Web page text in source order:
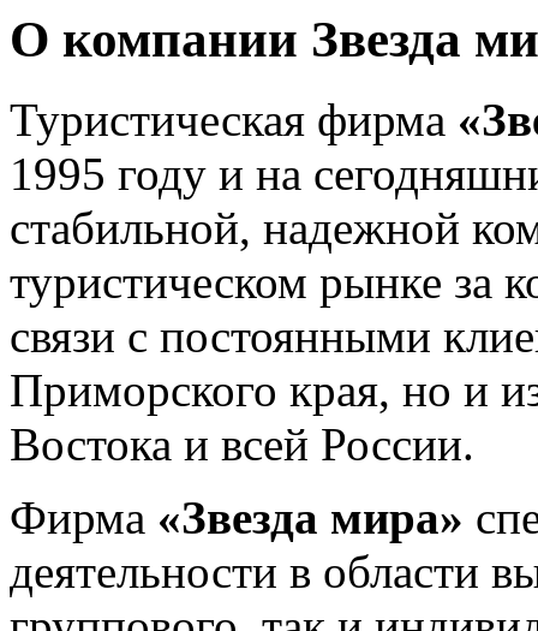
О компании Звезда
Туристическая фирма
1995 году и на
стабильной, надежной
туристическом рынке за
связи с постоянными
Приморского края, но и
Востока и всей России.
Фирма «Звезда мира»
деятельности в области